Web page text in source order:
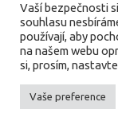
Vaší bezpečnosti
souhlasu
používají, aby
na našem webu
si, prosím,
Vaše preference